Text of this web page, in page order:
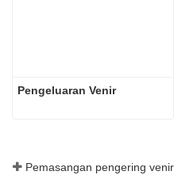
Pengeluaran Venir